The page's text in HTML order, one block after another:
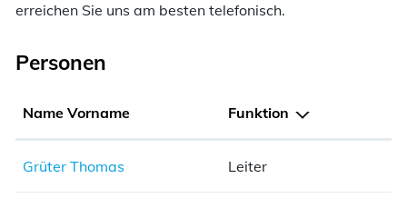
erreichen Sie uns am besten telefonisch.
Personen
Name Vorname Funktion
Grüter Thomas Leiter